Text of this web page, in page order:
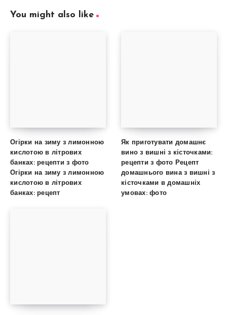
You might also like
Огірки на зиму з лимонною
кислотою в літрових
банках: рецепти з фото
Огірки на зиму з лимонною
кислотою в літрових
банках: рецепт
Як приготувати домашнє
вино з вишні з кісточками:
рецепти з фото Рецепт
домашнього вина з вишні з
кісточками в домашніх
умовах: фото